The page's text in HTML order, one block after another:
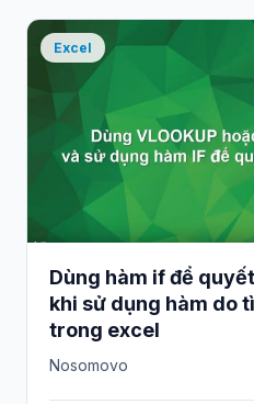
Excel
Dùng hàm if để
khi sử dụng hàm do
trong excel
Nosomovo